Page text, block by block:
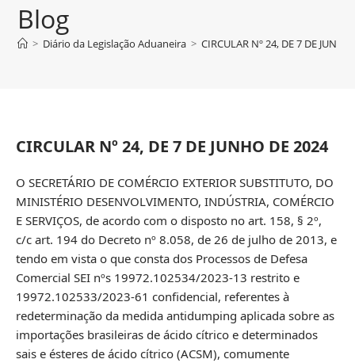
Blog
> Diário da Legislação Aduaneira > CIRCULAR Nº 24, DE 7 DE
CIRCULAR Nº 24, DE 7 DE JUNHO DE 2024
O SECRETÁRIO DE COMÉRCIO EXTERIOR SUBSTITUTO, DO
MINISTÉRIO DESENVOLVIMENTO, INDÚSTRIA, COMÉRCIO
E SERVIÇOS, de acordo com o disposto no art. 158, § 2º,
c/c art. 194 do Decreto nº 8.058, de 26 de julho de 2013, e
tendo em vista o que consta dos Processos de Defesa
Comercial SEI nºs 19972.102534/2023-13 restrito e
19972.102533/2023-61 confidencial, referentes à
redeterminação da medida antidumping aplicada sobre as
importações brasileiras de ácido cítrico e determinados
sais e ésteres de ácido cítrico (ACSM), comumente